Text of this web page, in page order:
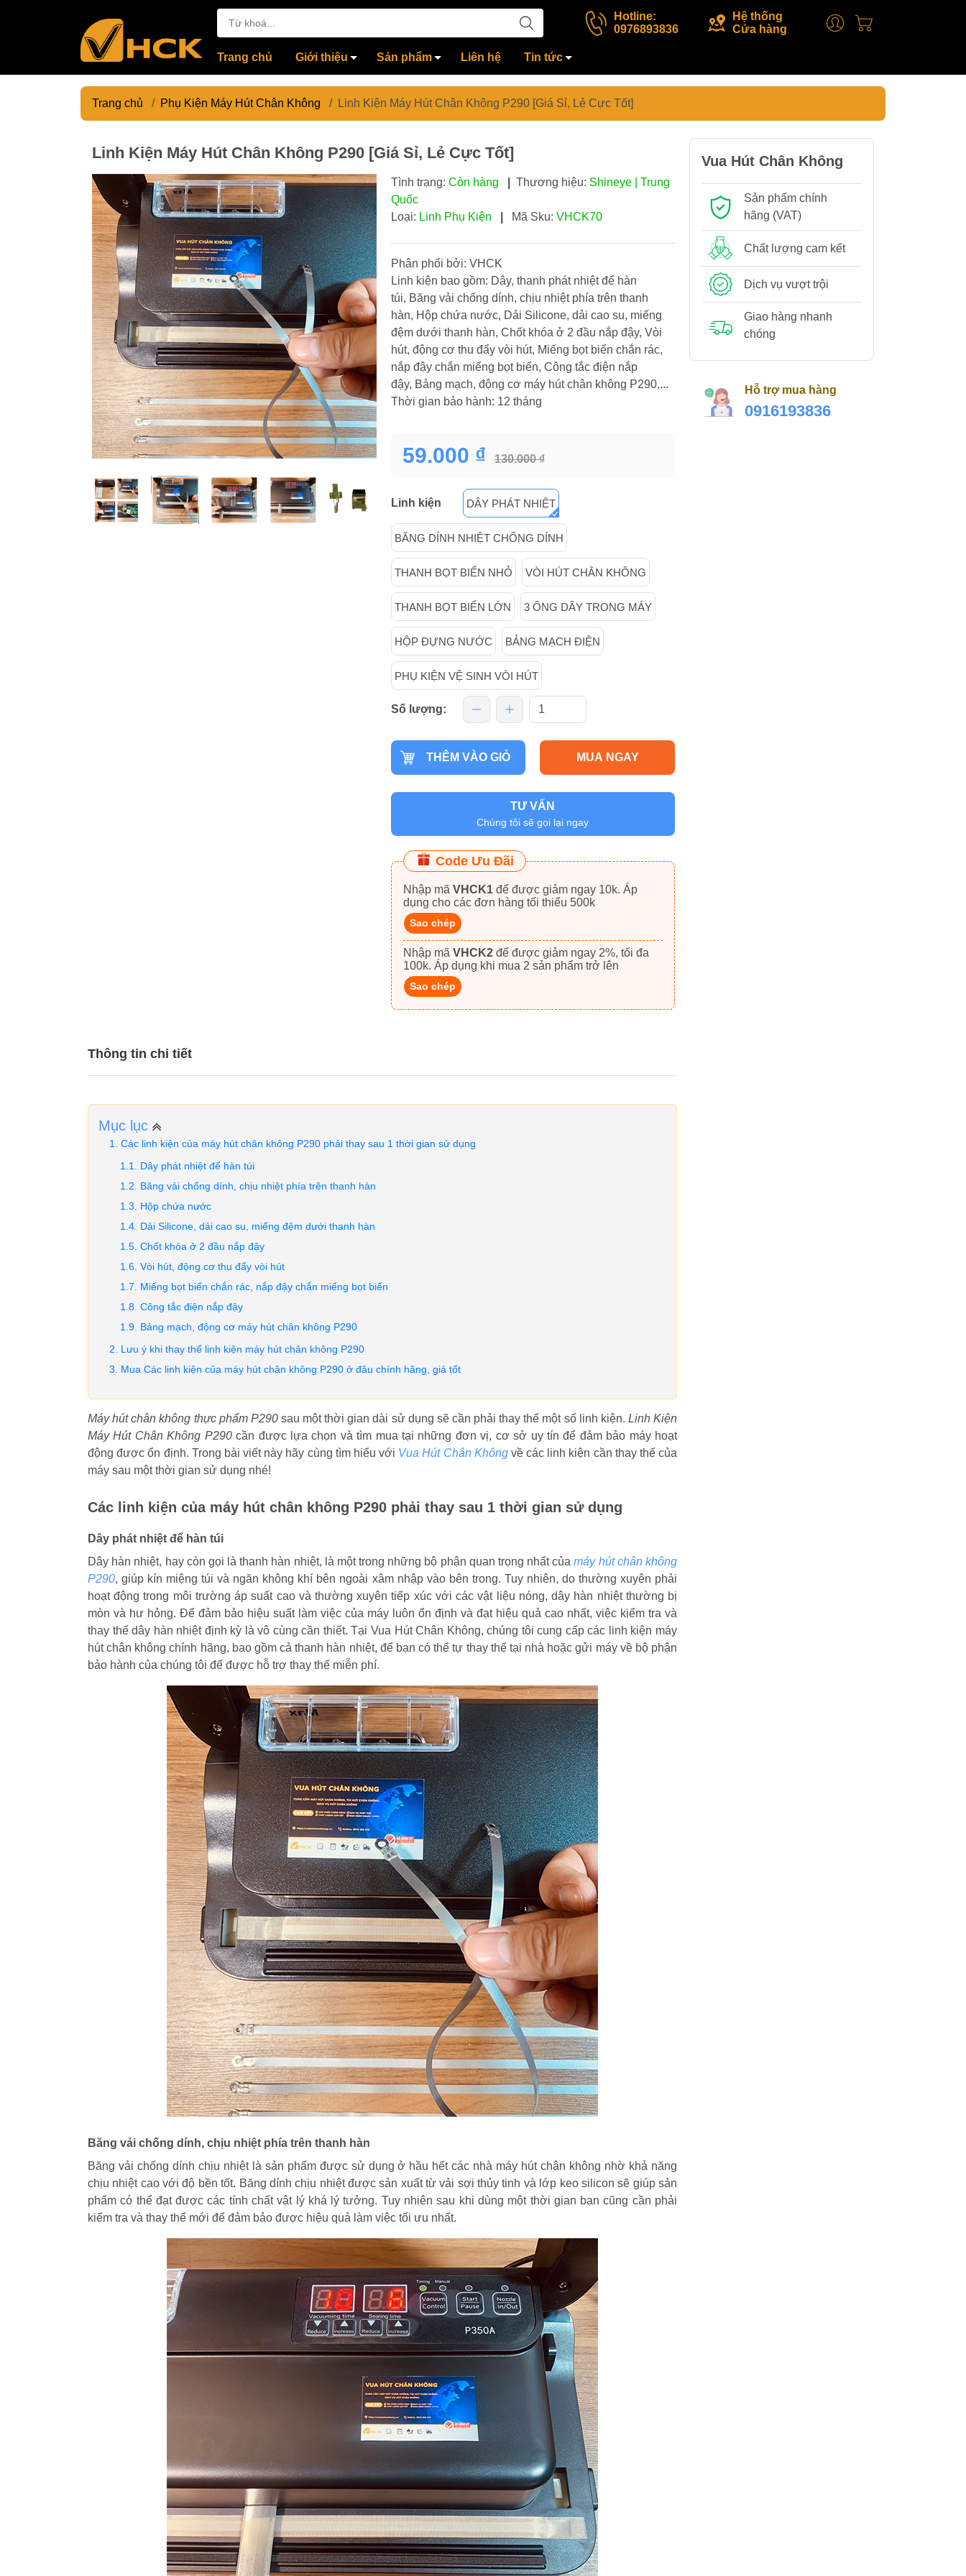
Hotline:
0976893836
Hệ thống
Cửa hàng
Trang chủ Giới thiệu Sản phẩm Liên hệ Tin tức
Trang chủ / Phụ Kiện Máy Hút Chân Không / Linh Kiện Máy Hút Chân Không P290 [Giá Sỉ, Lẻ Cực Tốt]
Linh Kiện Máy Hút Chân Không P290 [Giá Sỉ, Lẻ Cực Tốt]
Tình trạng: Còn hàng Thương hiệu: Shineye | Trung
Quốc
Loại: Linh Phụ Kiện Mã Sku: VHCK70
Phân phối bởi: VHCK
Linh kiện bao gồm: Dây, thanh phát nhiệt để hàn
túi, Băng vải chống dính, chịu nhiệt phía trên thanh
hàn, Hộp chứa nước, Dải Silicone, dải cao su, miếng
đệm dưới thanh hàn, Chốt khóa ở 2 đầu nắp đậy, Vòi
hút, động cơ thu đẩy vòi hút, Miếng bọt biển chắn rác,
nắp đậy chắn miếng bọt biển, Công tắc điện nắp
đậy, Bảng mạch, động cơ máy hút chân không P290,...
Thời gian bảo hành: 12 tháng
59.000 ₫ 130.000 ₫
Linh kiện DÂY PHÁT NHIỆT
BĂNG DÍNH NHIỆT CHỐNG DÍNH
THANH BỌT BIỂN NHỎ VÒI HÚT CHÂN KHÔNG
THANH BỌT BIỂN LỚN 3 ỐNG DÂY TRONG MÁY
HỘP ĐỰNG NƯỚC BẢNG MẠCH ĐIỆN
PHỤ KIỆN VỆ SINH VÒI HÚT
Số lượng:
THÊM VÀO GIỎ MUA NGAY
TƯ VẤN
Chúng tôi sẽ gọi lại ngay
Code Ưu Đãi
Nhập mã VHCK1để được giảm ngay 10k. Áp
dụng cho các đơn hàng tối thiểu 500k
Sao chép
Nhập mã VHCK2để được giảm ngay 2%, tối đa
100k. Áp dụng khi mua 2 sản phẩm trở lên
Sao chép
Vua Hút Chân Không
Sản phẩm chính
hãng (VAT)
Chất lượng cam kết
Dịch vụ vượt trội
Giao hàng nhanh
chóng
Hỗ trợ mua hàng
0916193836
Thông tin chi tiết
Mục lục
Các linh kiện của máy hút chân không P290 phải thay sau 1 thời gian sử dụng
Dây phát nhiệt để hàn túi
Băng vải chống dính, chịu nhiệt phía trên thanh hàn
Hộp chứa nước
Dải Silicone, dải cao su, miếng đệm dưới thanh hàn
Chốt khóa ở 2 đầu nắp đậy
Vòi hút, động cơ thu đẩy vòi hút
Miếng bọt biển chắn rác, nắp đậy chắn miếng bọt biển
Công tắc điện nắp đậy
Bảng mạch, động cơ máy hút chân không P290
Lưu ý khi thay thế linh kiện máy hút chân không P290
Mua Các linh kiện của máy hút chân không P290 ở đâu chính hãng, giá tốt
Máy hút chân không thực phẩm P290sau một thời gian dài sử dụng sẽ cần phải thay thế một số linh kiện. Linh Kiện
Máy Hút Chân Không P290cần được lựa chọn và tìm mua tại những đơn vị, cơ sở uy tín để đảm bảo máy hoạt
động được ổn định. Trong bài viết này hãy cùng tìm hiểu với Vua Hút Chân Khôngvề các linh kiện cần thay thế của
máy sau một thời gian sử dụng nhé!
Các linh kiện của máy hút chân không P290 phải thay sau 1 thời gian sử dụng
Dây phát nhiệt để hàn túi
Dây hàn nhiệt, hay còn gọi là thanh hàn nhiệt, là một trong những bộ phận quan trọng nhất củamáy hút chân không
P290, giúp kín miệng túi và ngăn không khí bên ngoài xâm nhập vào bên trong. Tuy nhiên, do thường xuyên phải
hoạt động trong môi trường áp suất cao và thường xuyên tiếp xúc với các vật liệu nóng, dây hàn nhiệt thường bị
mòn và hư hỏng. Để đảm bảo hiệu suất làm việc của máy luôn ổn định và đạt hiệu quả cao nhất, việc kiểm tra và
thay thế dây hàn nhiệt định kỳ là vô cùng cần thiết. Tại Vua Hút Chân Không, chúng tôi cung cấp các linh kiện máy
hút chân không chính hãng, bao gồm cả thanh hàn nhiệt, để bạn có thể tự thay thế tại nhà hoặc gửi máy về bộ phận
bảo hành của chúng tôi để được hỗ trợ thay thế miễn phí.
Băng vải chống dính, chịu nhiệt phía trên thanh hàn
Băng vải chống dính chịu nhiệt là sản phẩm được sử dụng ở hầu hết các nhà máy hút chân không nhờ khả năng
chịu nhiệt cao với độ bền tốt. Băng dính chịu nhiệt được sản xuất từ vải sợi thủy tinh và lớp keo silicon sẽ giúp sản
phẩm có thể đạt được các tính chất vật lý khá lý tưởng. Tuy nhiên sau khi dùng một thời gian bạn cũng cần phải
kiểm tra và thay thế mới để đảm bảo được hiệu quả làm việc tối ưu nhất.